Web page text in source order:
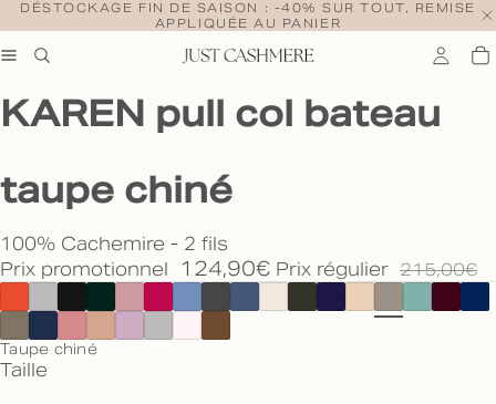
DÉSTOCKAGE FIN DE SAISON : -40% SUR TOUT, REMISE
APPLIQUÉE AU PANIER
KAREN pull col bateau
taupe chiné
100% Cachemire - 2 fils
Prix promotionnel
124,90€ Prix régulier 215,00€
Taupe chiné
Taille